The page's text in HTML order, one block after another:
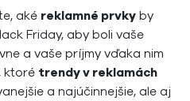
aké reklamné prvky by
Friday, aby boli vaše
a vaše príjmy vďaka nim
ktoré trendy v reklamách
a najúčinnejšie, ale aj